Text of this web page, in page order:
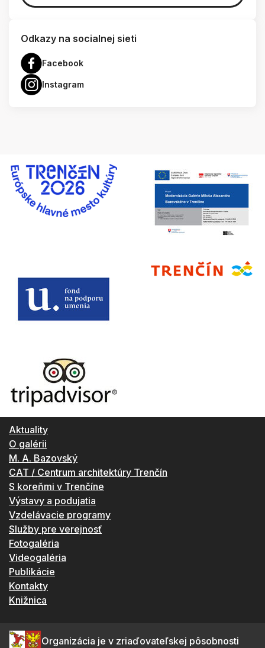
Odkazy na socialnej sieti
Facebook
Instagram
Aktuality
O galérii
M. A. Bazovský
CAT / Centrum architektúry Trenčín
S koreňmi v Trenčíne
Výstavy a podujatia
Vzdelávacie programy
Služby pre verejnosť
Fotogaléria
Videogaléria
Publikácie
Kontakty
Knižnica
Organizácia je v zriaďovateľskej pôsobnosti